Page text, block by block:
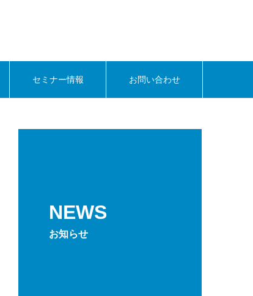
セミナー情報 お問い合わせ
NEWS
お知らせ